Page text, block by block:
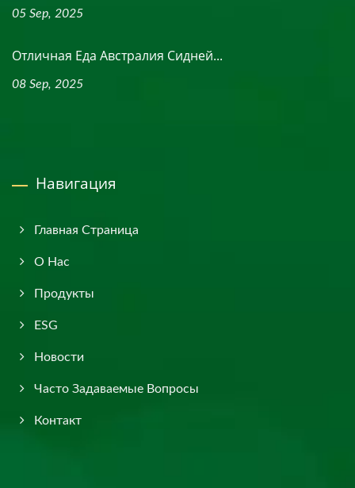
05 Sep, 2025
Отличная Еда Австралия Сидней...
08 Sep, 2025
Навигация
Главная Страница
О Нас
Продукты
ESG
Новости
Часто Задаваемые Вопросы
Контакт